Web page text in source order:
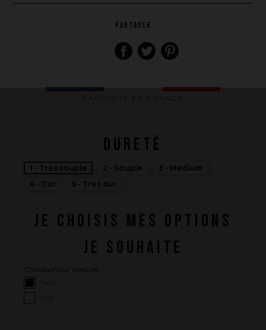
Comment nous voulons le faire
PARTAGER
FABRIQUÉ EN FRANCE
JE CHOISIS MES OPTIONS
JE SOUHAITE
Chausson sur mesure :
DURETÉ
1 - Très souple 2 - Souple
3 - Medium
4 - Dur
5 - Très dur